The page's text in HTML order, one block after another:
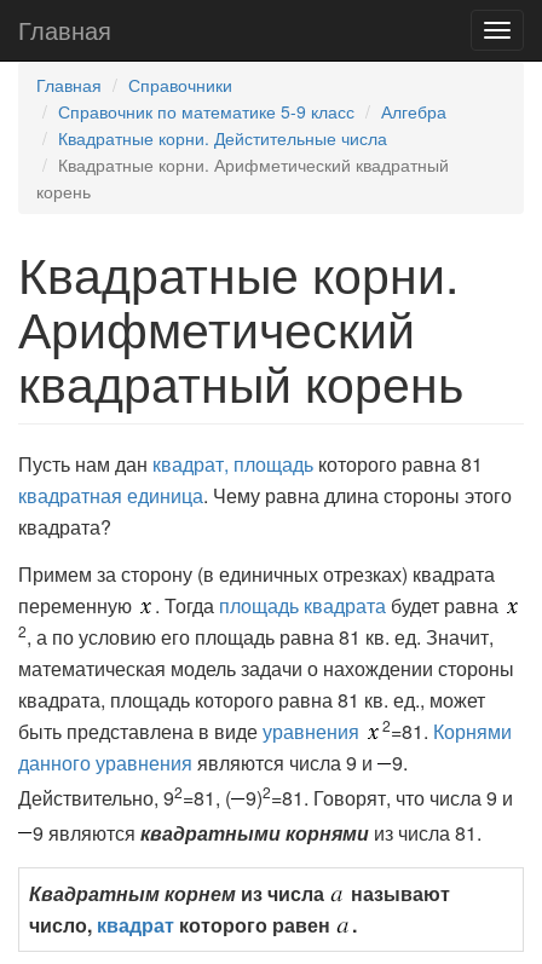
Главная
Главная
Справочники
Справочник по математике 5-9 класс
Алгебра
Квадратные корни. Дейстительные числа
Квадратные корни. Арифметический квадратный
корень
Квадратные корни.
Арифметический
квадратный корень
Пусть нам дан квадрат, площадь которого равна 81
квадратная единица. Чему равна длина стороны этого
квадрата?
Примем за сторону (в единичных отрезках) квадрата
переменную
. Тогда площадь квадрата будет равна
2, а по условию его площадь равна 81 кв. ед. Значит,
математическая модель задачи о нахождении стороны
квадрата, площадь которого равна 81 кв. ед., может
быть представлена в видеуравнения 2=81. Корнями
данного уравнения являются числа 9 и
9.
Действительно, 92=81, ( 9)2=81. Говорят, что числа 9 и
9 являются квадратными корнями из числа 81.
Квадратным корнем из числа
называют
число, квадрат которого равен .